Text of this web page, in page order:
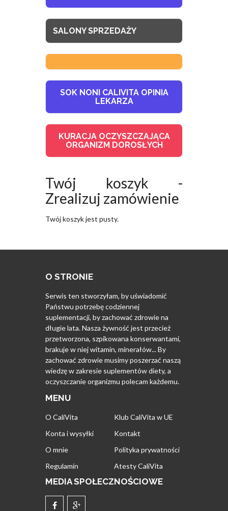
SALONY SPRZEDAŻY
SOK NONI CALIVITA OPINIA
LEKARZA
KURACJA OCZYSZCZAJĄCA
ORGANIZM DOROSŁYCH
Twój koszyk -
Zrealizuj zamówienie
Twój koszyk jest pusty.
O STRONIE
Serwis ten stworzyłam, by uświadomić
Państwu potrzebę codziennej
suplementacji, by zachować zdrowie na
długie lata. Nasza żywność jest przecież
przetworzona, szpikowana konserwantami,
brakuje w niej witamin, minerałów... By
zachować zdrowie musimy poszerzać naszą
wiedzę w zakresie suplementów diety, a
oczyszczanie organizmu polecam każdemu.
MENU
O CaliVita
Klub CaliVita w UE
Konta i wysyłki
Kontakt
O mnie
Polityka prywatności
Regulamin
Atesty CaliVita
MEDIA SPOŁECZNOŚCIOWE